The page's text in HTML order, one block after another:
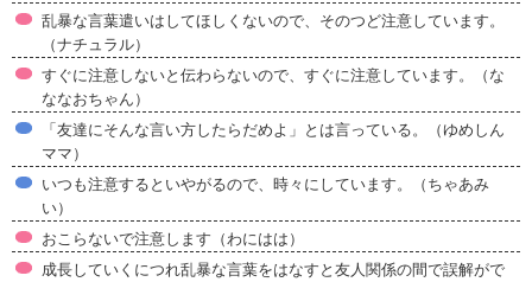
乱暴な言葉遣いはしてほしくないので、そのつど注意しています。
（ナチュラル）
すぐに注意しないと伝わらないので、すぐに注意しています。（な
ななおちゃん）
「友達にそんな言い方したらだめよ」とは言っている。（ゆめしん
ママ）
いつも注意するといやがるので、時々にしています。（ちゃあみ
い）
おこらないで注意します（わにはは）
成長していくにつれ乱暴な言葉をはなすと友人関係の間で誤解がで